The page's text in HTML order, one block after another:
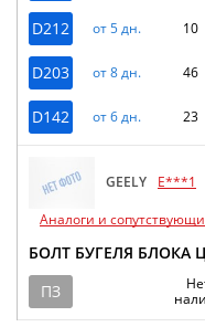
D212 от 5 дн. 10
D203 от 8 дн. 46
D142 от 6 дн. 23
GEELY
E***1
Аналоги и
БОЛТ БУГЕЛЯ БЛОКА
ПЗ